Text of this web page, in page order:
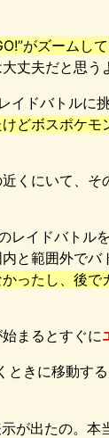
がズームし
丈夫だと思う
イドバトルに
どボスポケ
くにいて、
レイドバトル
と範囲外で
ったし、後で
まるとすぐに
ときに移動す
が出たの。本